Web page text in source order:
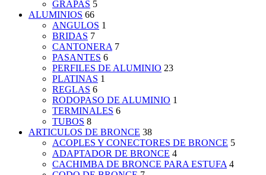
GRAPAS 5
ALUMINIOS 66
ANGULOS 1
BRIDAS 7
CANTONERA 7
PASANTES 6
PERFILES DE ALUMINIO 23
PLATINAS 1
REGLAS 6
RODOPASO DE ALUMINIO 1
TERMINALES 6
TUBOS 8
ARTICULOS DE BRONCE 38
ACOPLES Y CONECTORES DE BRONCE 5
ADAPTADOR DE BRONCE 4
CACHIMBA DE BRONCE PARA ESTUFA 4